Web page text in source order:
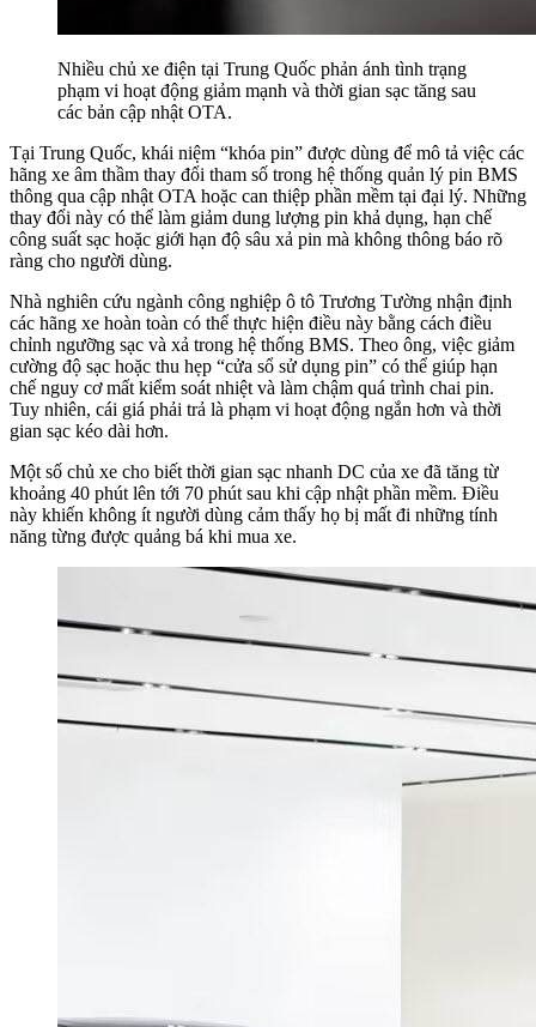
Nhiều chủ xe điện tại Trung Quốc phản ánh tình trạng
phạm vi hoạt động giảm mạnh và thời gian sạc tăng sau
các bản cập nhật OTA.
Tại Trung Quốc, khái niệm “khóa pin” được dùng để mô tả việc các
hãng xe âm thầm thay đổi tham số trong hệ thống quản lý pin BMS
thông qua cập nhật OTA hoặc can thiệp phần mềm tại đại lý. Những
thay đổi này có thể làm giảm dung lượng pin khả dụng, hạn chế
công suất sạc hoặc giới hạn độ sâu xả pin mà không thông báo rõ
ràng cho người dùng.
Nhà nghiên cứu ngành công nghiệp ô tô Trương Tường nhận định
các hãng xe hoàn toàn có thể thực hiện điều này bằng cách điều
chỉnh ngưỡng sạc và xả trong hệ thống BMS. Theo ông, việc giảm
cường độ sạc hoặc thu hẹp “cửa sổ sử dụng pin” có thể giúp hạn
chế nguy cơ mất kiểm soát nhiệt và làm chậm quá trình chai pin.
Tuy nhiên, cái giá phải trả là phạm vi hoạt động ngắn hơn và thời
gian sạc kéo dài hơn.
Một số chủ xe cho biết thời gian sạc nhanh DC của xe đã tăng từ
khoảng 40 phút lên tới 70 phút sau khi cập nhật phần mềm. Điều
này khiến không ít người dùng cảm thấy họ bị mất đi những tính
năng từng được quảng bá khi mua xe.